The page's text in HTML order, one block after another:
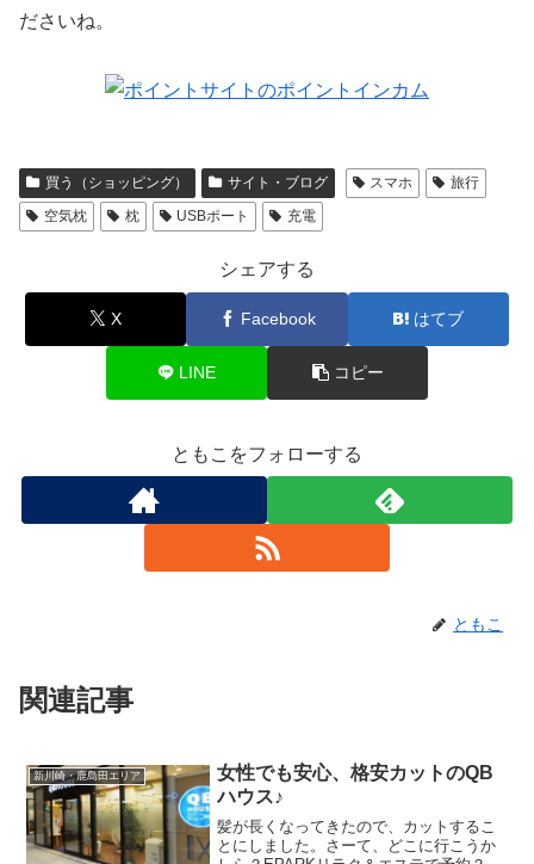
ださいね。
買う（ショッピング） サイト・ブログ スマホ
旅行
空気枕
枕 USBポート 充電
シェアする
X Facebook はてブ
LINE コピー
ともこをフォローする
ともこ
関連記事
新川崎・鹿島田エリア
女性でも安心、格安カットのQB
ハウス♪
髪が長くなってきたので、カットするこ
とにしました。さーて、どこに行こうか